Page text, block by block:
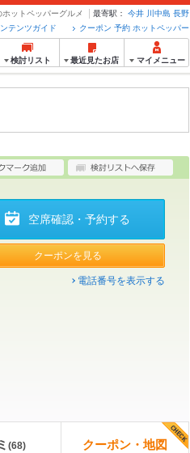
ットペッパーグルメ 最寄駅： 今井 川中島 長野
クーポン 予約 ホットペッパー
テンツガイド
検討リスト 最近見たお店 マイメニュー
空席確認・予約する
クーポンを見る
電話番号を表示する
(68) クーポン・地図